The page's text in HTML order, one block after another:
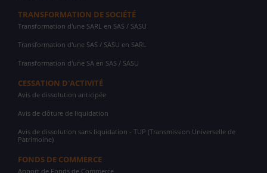
TRANSFORMATION DE SOCIÉTÉ
Transformation d'une SARL en SAS / SASU
Transformation d'une SAS / SASU en SARL
Transformation d'une SA en SAS / SASU
CESSATION D'ACTIVITÉ
Avis de dissolution anticipée
Avis de clôture de liquidation
Avis de dissolution sans liquidation - TUP (Transmission Universelle de
Patrimoine)
FONDS DE COMMERCE
Apport de Fonds de Commerce